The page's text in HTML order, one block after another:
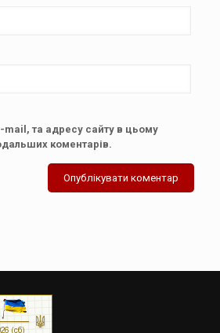
mail, та адресу сайту в цьому
коментарів.